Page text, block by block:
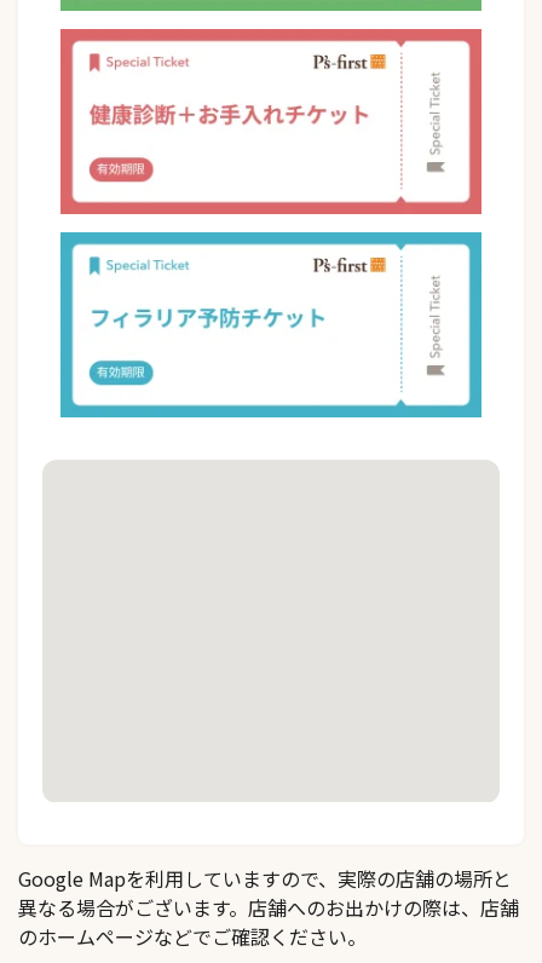
Google Mapを利用していますので、実際の店舗の場所と
異なる場合がございます。店舗へのお出かけの際は、店舗
のホームページなどでご確認ください。